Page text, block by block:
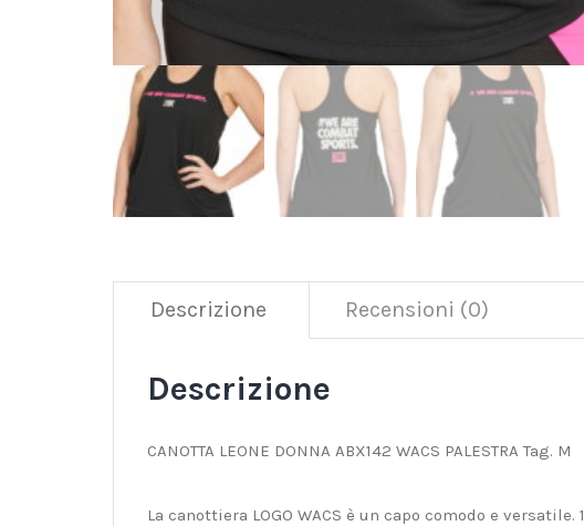
Descrizione Recensioni (0)
Descrizione
CANOTTA LEONE DONNA ABX142 WACS PALESTRA Tag. M
La canottiera LOGO WACS è un capo comodo e